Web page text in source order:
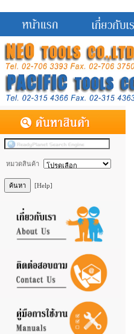
หมวดสินค้า
[Help]